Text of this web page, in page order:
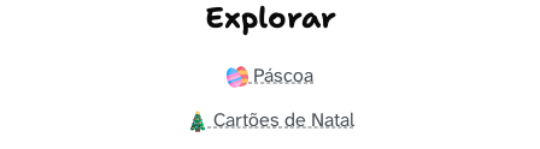
Explorar
Páscoa
Cartões de Natal